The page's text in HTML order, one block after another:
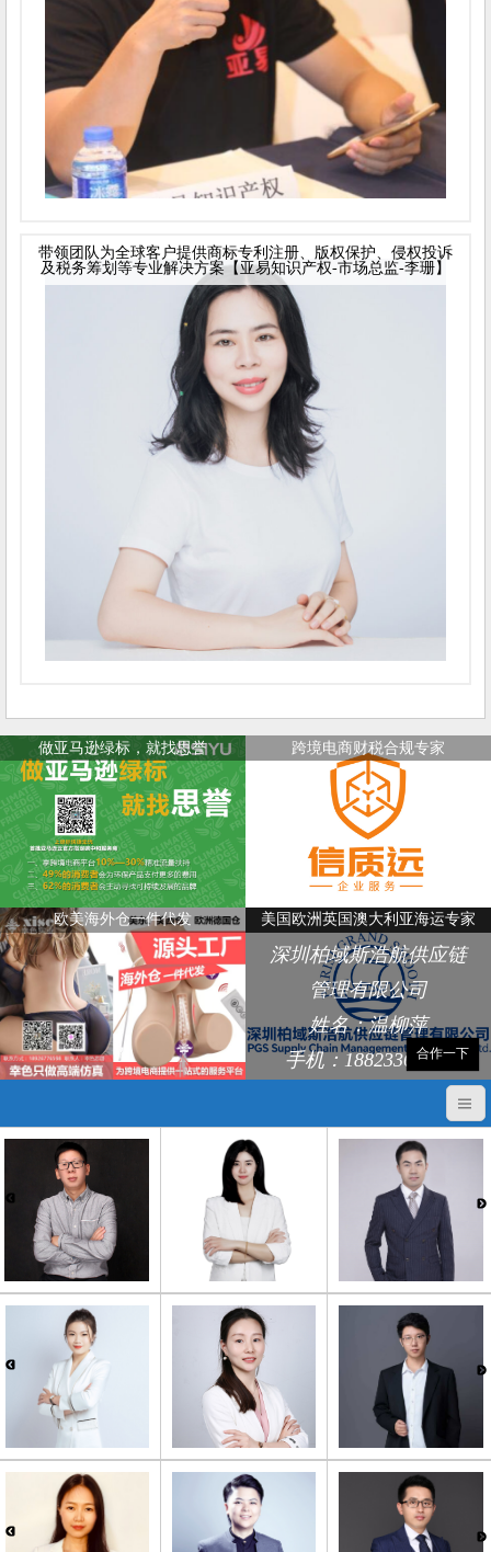
带领团队为全球客户提供商标专利注册、版权保护、侵权投诉
及税务筹划等专业解决方案【亚易知识产权-市场总监-李珊】
做亚马逊绿标，就找思誉 跨境电商财税合规专家
欧美海外仓一件代发 美国欧洲英国澳大利亚海运专家
深圳柏域斯浩航供应链
管理有限公司
姓名：温柳萍
手机：18823368248
合作一下